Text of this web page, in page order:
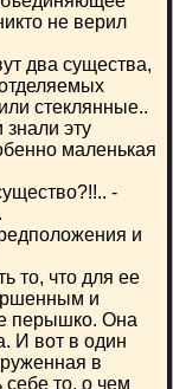
не верил
два существа,
стеклянные..
эту
маленькая
-
и
то, что для ее
и
перышко. Она
И вот в один
в
себе то, о чем